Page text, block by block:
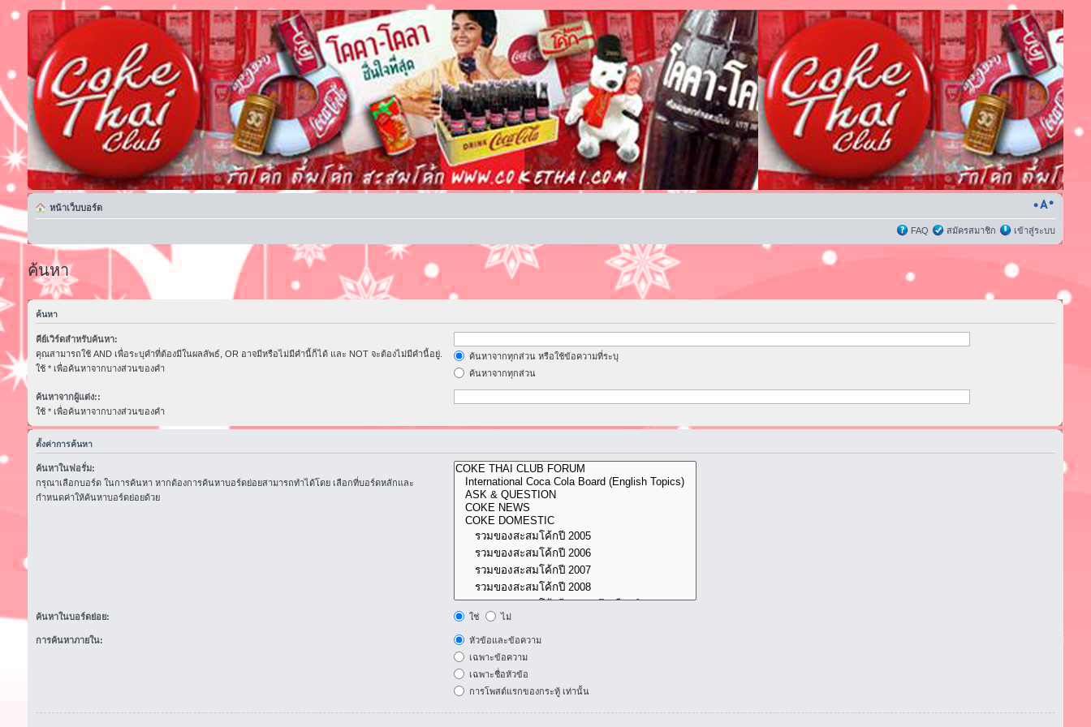
หน้าเว็บบอร์ด
FAQ สมัครสมาชิก เข้าสู่ระบบ
ค้นหา
ค้นหา
คีย์เวิร์ดสำหรับค้นหา:
คุณสามารถใช้ AND เพื่อระบุคำที่ต้องมีในผลลัพธ์, OR อาจมีหรือไม่มีคำนี้ก็ได้ และ NOT จะต้องไม่มีคำนี้อยู่.
ใช้ * เพื่อค้นหาจากบางส่วนของคำ
ค้นหาจากทุกส่วน หรือใช้ข้อความที่ระบุ
ค้นหาจากทุกส่วน
ค้นหาจากผู้แต่ง::
ใช้ * เพื่อค้นหาจากบางส่วนของคำ
ตั้งค่าการค้นหา
ค้นหาในฟอรั่ม:
กรุณาเลือกบอร์ด ในการค้นหา หากต้องการค้นหาบอร์ดย่อยสามารถทำได้โดย เลือกที่บอร์ดหลักและ
กำหนดค่าให้ค้นหาบอร์ดย่อยด้วย
ค้นหาในบอร์ดย่อย: ใช่ ไม่
การค้นหาภายใน:
หัวข้อและข้อความ
เฉพาะข้อความ
เฉพาะชื่อหัวข้อ
การโพสต์แรกของกระทู้ เท่านั้น